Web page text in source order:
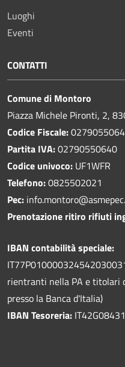
Luoghi
Eventi
CONTATTI
Comune di Montoro
Piazza Michele Pironti, 2,
Codice Fiscale:
Partita IVA:02790550640
Codice univoco: UF1WFR
Telefono:0825502021
Pec:
Prenotazione ritiro rifiuti
IBAN contabilità speciale:
rientranti nella PA e titolari
presso la Banca d'Italia)
IBAN Tesoreria: